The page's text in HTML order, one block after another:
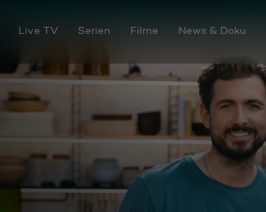
Live TV Serien Filme News & Doku